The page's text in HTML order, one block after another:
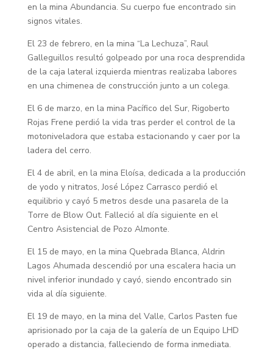
en la mina Abundancia. Su cuerpo fue encontrado sin
signos vitales.
El 23 de febrero, en la mina “La Lechuza”, Raul
Galleguillos resultó golpeado por una roca desprendida
de la caja lateral izquierda mientras realizaba labores
en una chimenea de construcción junto a un colega.
El 6 de marzo, en la mina Pacífico del Sur, Rigoberto
Rojas Frene perdió la vida tras perder el control de la
motoniveladora que estaba estacionando y caer por la
ladera del cerro.
El 4 de abril, en la mina Eloísa, dedicada a la producción
de yodo y nitratos, José López Carrasco perdió el
equilibrio y cayó 5 metros desde una pasarela de la
Torre de Blow Out. Falleció al día siguiente en el
Centro Asistencial de Pozo Almonte.
El 15 de mayo, en la mina Quebrada Blanca, Aldrin
Lagos Ahumada descendió por una escalera hacia un
nivel inferior inundado y cayó, siendo encontrado sin
vida al día siguiente.
El 19 de mayo, en la mina del Valle, Carlos Pasten fue
aprisionado por la caja de la galería de un Equipo LHD
operado a distancia, falleciendo de forma inmediata.